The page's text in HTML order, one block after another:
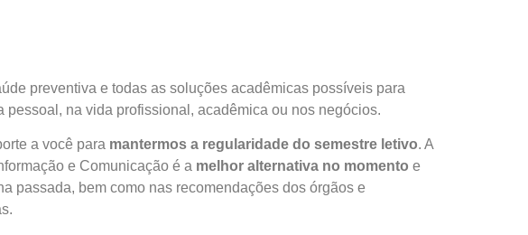
preventiva e todas as soluções acadêmicas possíveis para
na vida profissional, acadêmica ou nos negócios.
a você para mantermos a regularidade do semestre letivo. A
e Comunicação é a melhor alternativa no momento e
passada, bem como nas recomendações dos órgãos e